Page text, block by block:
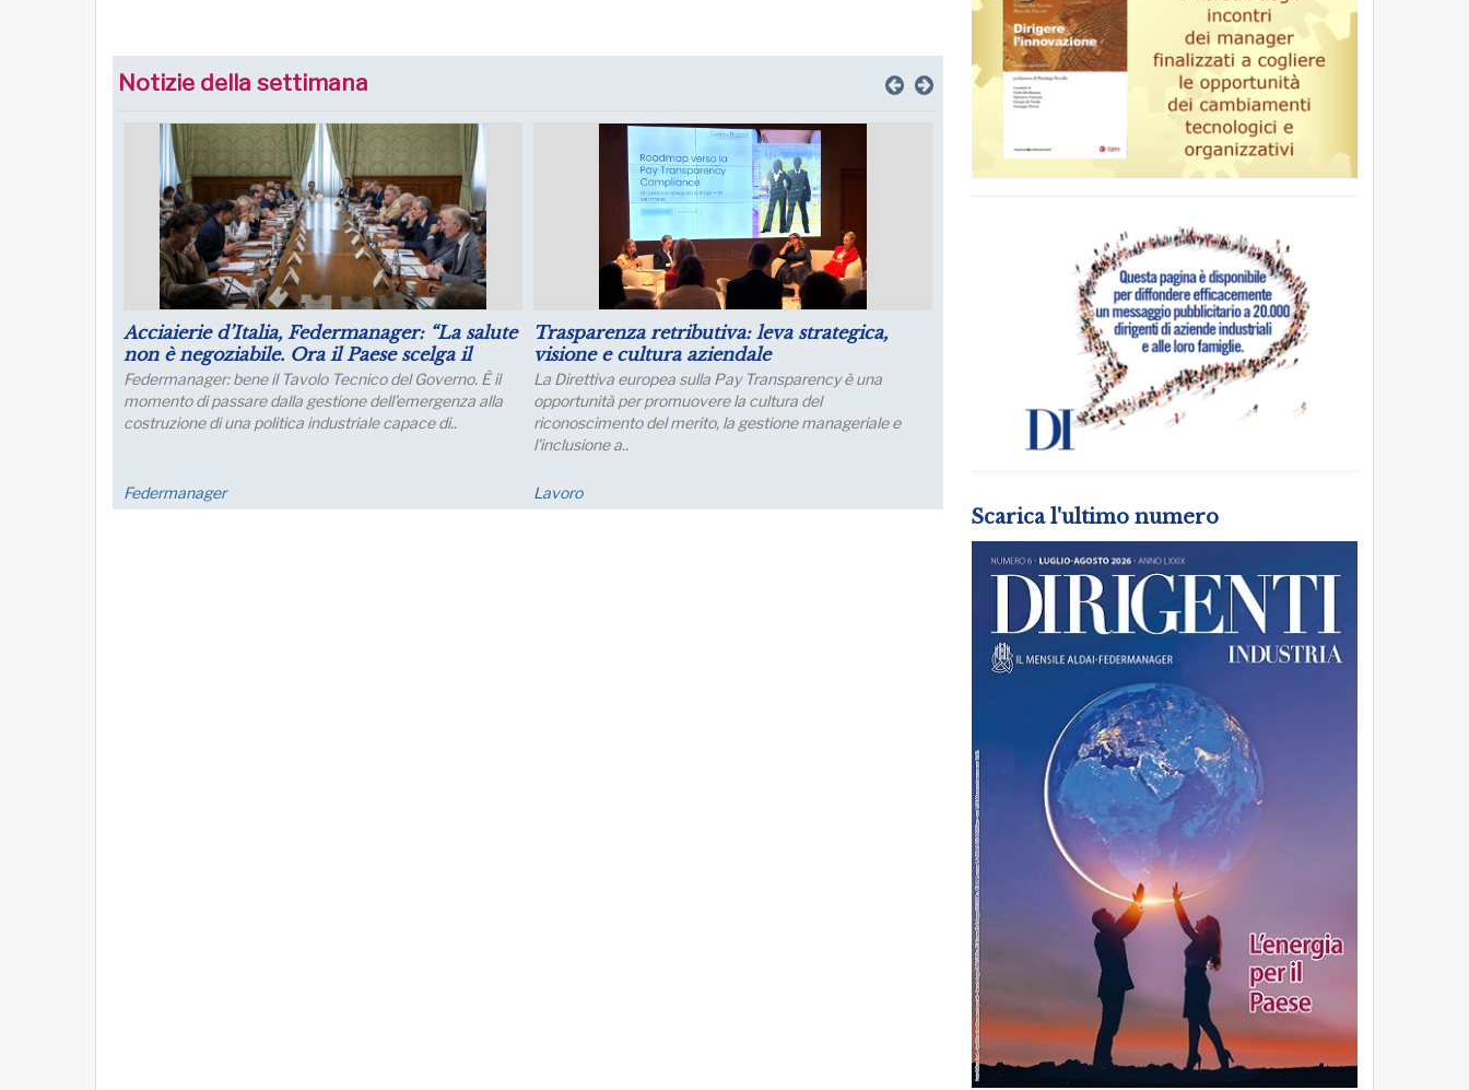
Notizie della settimana
Puntare su infrastrutture e manager per il
futuro dell’industria del nord Italia
Lo sviluppo di quest’area è fondamentale per un
collegamento con l’Europa
FM Trieste
Luglio: migliorano le aspettative sulla
produzione
Le aspettative delle grandi imprese industriali migliorano
a luglio, con un aumento della quota di imprese che
prevede una crescita della produzione; nei..
Economia
Scarica l'ultimo numero